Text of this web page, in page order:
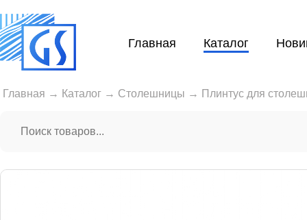
Главная Каталог
Главная → Каталог → Столешницы → Плинтус для